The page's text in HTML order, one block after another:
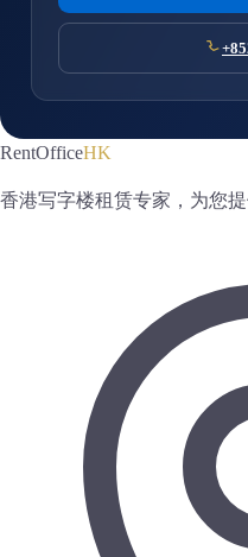
RentOfficeHK
香港写字楼租赁专家，为您